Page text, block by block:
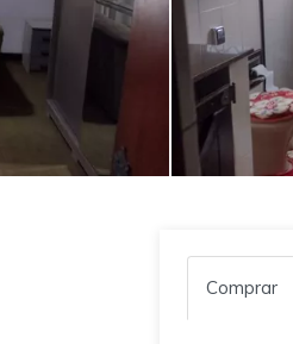
Comprar